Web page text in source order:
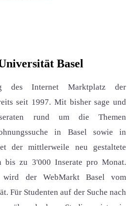
Basel
des Internet Marktplatz der
seit 1997. Mit bisher sage und
rund um die Themen
in Basel sowie in
der mittlerweile neu gestaltete
bis zu 3'000 Inserate pro Monat.
wird der WebMarkt Basel vom
Für Studenten auf der Suche nach